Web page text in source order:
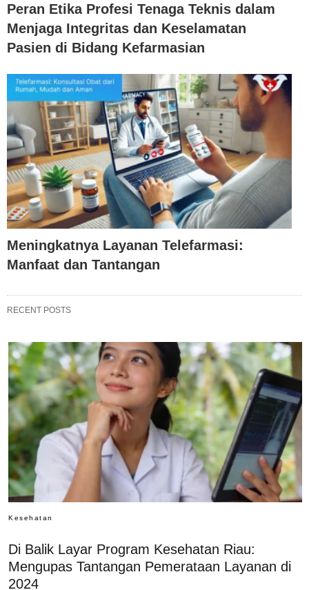
Peran Etika Profesi Tenaga Teknis dalam
Menjaga Integritas dan Keselamatan
Pasien di Bidang Kefarmasian
Meningkatnya Layanan Telefarmasi:
Manfaat dan Tantangan
RECENT POSTS
Kesehatan
Di Balik Layar Program Kesehatan Riau:
Mengupas Tantangan Pemerataan Layanan di
2024